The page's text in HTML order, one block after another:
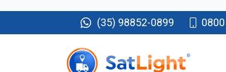
(35) 98852-0899